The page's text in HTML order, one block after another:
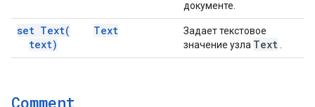
документе.
set Text(
text)
Text
Задает текстовое
значение узла Text
Comment